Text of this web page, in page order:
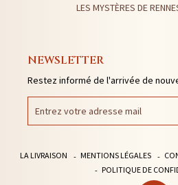
LES MYSTÈRES DE
NEWSLETTER
Restez informé de l'arrivée de
LA LIVRAISON MENTIONS LÉGALES
POLITIQUE DE